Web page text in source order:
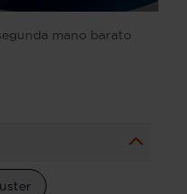
mano barato